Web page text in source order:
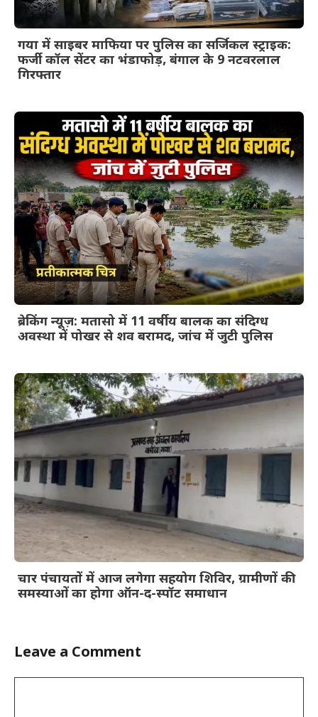
गया में साइबर माफिया पर पुलिस का सर्जिकल स्ट्राइक:
फर्जी कॉल सेंटर का भंडाफोड़, बंगाल के 9 नटवरलाल
गिरफ्तार
ब्रेकिंग न्यूज़: मतासो में 11 वर्षीय बालक का संदिग्ध
अवस्था में पोखर से शव बरामद, जांच में जुटी पुलिस
चार पंचायतों में आज लगेगा सहयोग शिविर, ग्रामीणों की
समस्याओं का होगा ऑन-द-स्पॉट समाधान
Leave a Comment